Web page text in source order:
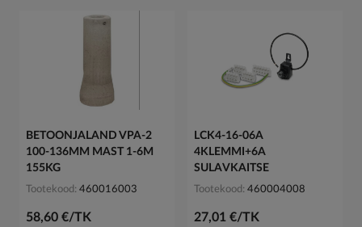
BETOONJALAND VPA-2
100-136MM MAST 1-6M
155KG
Tootekood 460016003
58,60 €/TK
LCK4-16-06A
4KLEMMI+6A
SULAVKAITSE
Tootekood 460004008
27,01 €/TK